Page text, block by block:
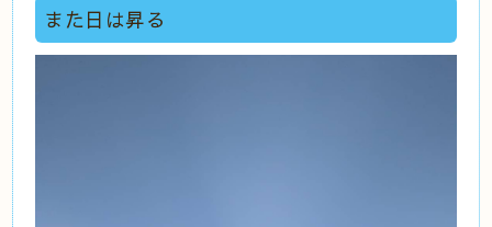
また日は昇る